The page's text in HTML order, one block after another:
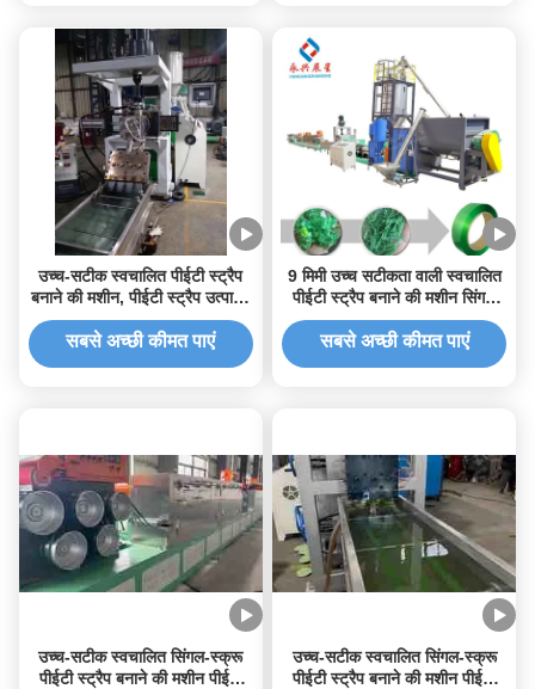
उच्च-सटीक स्वचालित पीईटी स्ट्रैप
बनाने की मशीन, पीईटी स्ट्रैप उत्पादन
लाइन के लिए एकल-स्क्रू एक्सट्रूज़न
के साथ
सबसे अच्छी कीमत पाएं
9 मिमी उच्च सटीकता वाली स्वचालित
पीईटी स्ट्रैप बनाने की मशीन सिंगल
स्क्रू टेप स्ट्रैपिंग मशीन
सबसे अच्छी कीमत पाएं
उच्च-सटीक स्वचालित सिंगल-स्क्रू
पीईटी स्ट्रैप बनाने की मशीन पीईटी
उच्च-सटीक स्वचालित सिंगल-स्क्रू
पीईटी स्ट्रैप बनाने की मशीन पीईटी